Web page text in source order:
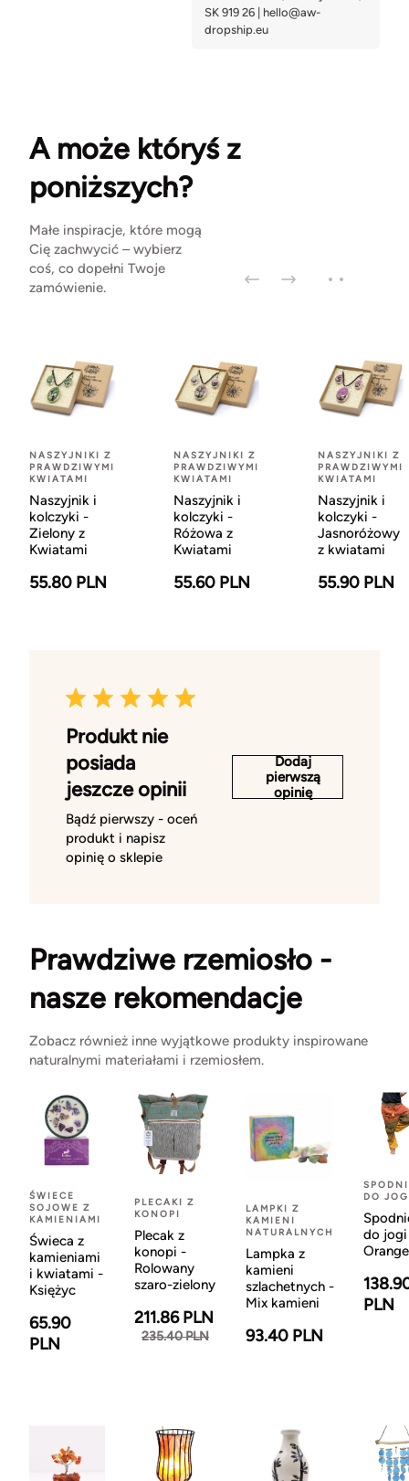
A może któryś z
poniższych?
Małe inspiracje, które mogą
Cię zachwycić – wybierz
coś, co dopełni Twoje
zamówienie.
NASZYJNIKI Z
PRAWDZIWYMI
KWIATAMI
Naszyjnik i
kolczyki -
Zielony z
Kwiatami
55.80 PLN
NASZYJNIKI Z
PRAWDZIWYMI
KWIATAMI
Naszyjnik i
kolczyki -
Różowa z
Kwiatami
55.60 PLN
NASZYJNIKI Z
PRAWDZIWYMI
KWIATAMI
Naszyjnik i
kolczyki -
Jasnoróżowy
z kwiatami
55.90 PLN
Produkt nie
posiada
jeszcze opinii
Bądź pierwszy - oceń
produkt i napisz
opinię o sklepie
Dodaj
pierwszą
opinię
Prawdziwe rzemiosło -
nasze rekomendacje
Zobacz również inne wyjątkowe produkty inspirowane
naturalnymi materiałami i rzemiosłem.
ŚWIECE
SOJOWE Z
KAMIENIAMI
Świeca z
kamieniami
i kwiatami -
Księżyc
65.90
PLN
PLECAKI Z
KONOPI
Plecak z
konopi -
Rolowany
szaro-zielony
211.86 PLN
235.40 PLN
LAMPKI Z
KAMIENI
NATURALNYCH
Lampka z
kamieni
szlachetnych -
Mix kamieni
93.40 PLN
DO
do
Orange
PLN